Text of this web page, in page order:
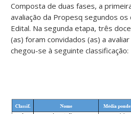
Composta de duas fases, a
avaliação da Propesq segundos
Edital. Na segunda etapa, três
(as) foram convidados (as) a
chegou-se à seguinte classificação: